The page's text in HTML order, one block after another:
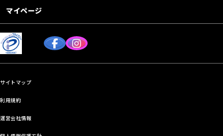
マイページ
サイトマップ
利用規約
運営会社情報